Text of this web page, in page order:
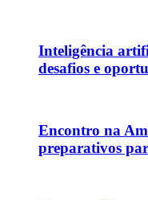
Inteligência
desafios e
Encontro na
preparativos